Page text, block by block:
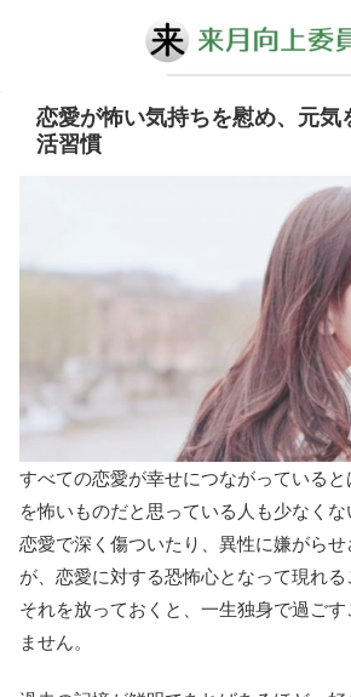
恋愛が怖い気持ちを慰め、元気
活習慣
すべての恋愛が幸せにつながっている
を怖いものだと思っている人も少なく
恋愛で深く傷ついたり、異性に嫌がら
が、恋愛に対する恐怖心となって現れる
それを放っておくと、一生独身で過ご
ません。